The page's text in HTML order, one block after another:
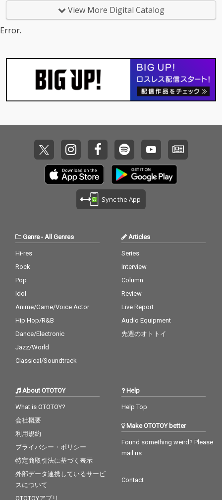
View More Digital Catalog
Error.
Sync the App
Genre- All Genres
Hi-res
Rock
Pop
Idol
Anime/Game/Voice Actor
Hip Hop/R&B
Dance/Electronic
Jazz/World
Classical/Soundtrack
Articles
Series
Interview
Column
Review
Live Report
Audio Equipment
先週のオトトイ
About OTOTOY
What is OTOTOY?
会社概要
利用規約
プライバシー・ポリシー
特定商取引法に基づく表示
外部データ連携しているサービ
スについて
OTOTOYアプリ
Help
Help Top
Make OTOTOY better
Found something weird? Please
mail us
Contact